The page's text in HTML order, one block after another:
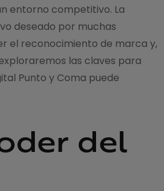
entorno competitivo. La
deseado por muchas
el reconocimiento de marca y,
las claves para
Punto y Coma puede
del